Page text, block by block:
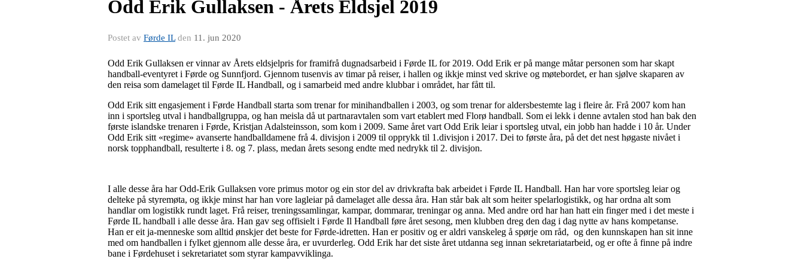
Odd Erik Gullaksen - Årets Eldsjel 2019
Postet av Førde ILden 11. jun 2020
Odd Erik Gullaksen er vinnar av Årets eldsjelpris for framifrå dugnadsarbeid i Førde IL for 2019. Odd Erik er på mange måtar personen som har skapt
handball-eventyret i Førde og Sunnfjord. Gjennom tusenvis av timar på reiser, i hallen og ikkje minst ved skrive og møtebordet, er han sjølve skaparen av
den reisa som damelaget til Førde IL Handball, og i samarbeid med andre klubbar i området, har fått til.
Odd Erik sitt engasjement i Førde Handball starta som trenar for minihandballen i 2003, og som trenar for aldersbestemte lag i fleire år. Frå 2007 kom han
inn i sportsleg utval i handballgruppa, og han meisla då ut partnaravtalen som vart etablert med Florø handball. Som ei lekk i denne avtalen stod han bak den
første islandske trenaren i Førde, Kristjan Adalsteinsson, som kom i 2009. Same året vart Odd Erik leiar i sportsleg utval, ein jobb han hadde i 10 år. Under
Odd Erik sitt «regime» avanserte handballdamene frå 4. divisjon i 2009 til opprykk til 1.divisjon i 2017. Dei to første åra, på det det nest høgaste nivået i
norsk topphandball, resulterte i 8. og 7. plass, medan årets sesong endte med nedrykk til 2. divisjon.
I alle desse åra har Odd-Erik Gullaksen vore primus motor og ein stor del av drivkrafta bak arbeidet i Førde IL Handball. Han har vore sportsleg leiar og
delteke på styremøta, og ikkje minst har han vore lagleiar på damelaget alle dessa åra. Han står bak alt som heiter spelarlogistikk, og har ordna alt som
handlar om logistikk rundt laget. Frå reiser, treningssamlingar, kampar, dommarar, treningar og anna. Med andre ord har han hatt ein finger med i det meste i
Førde IL handball i alle desse åra. Han gav seg offisielt i Førde Il Handball føre året sesong, men klubben dreg den dag i dag nytte av hans kompetanse.
Han er eit ja-menneske som alltid ønskjer det beste for Førde-idretten. Han er positiv og er aldri vanskeleg å spørje om råd, og den kunnskapen han sit inne
med om handballen i fylket gjennom alle desse åra, er uvurderleg. Odd Erik har det siste året utdanna seg innan sekretariatarbeid, og er ofte å finne på indre
bane i Førdehuset i sekretariatet som styrar kampavviklinga.